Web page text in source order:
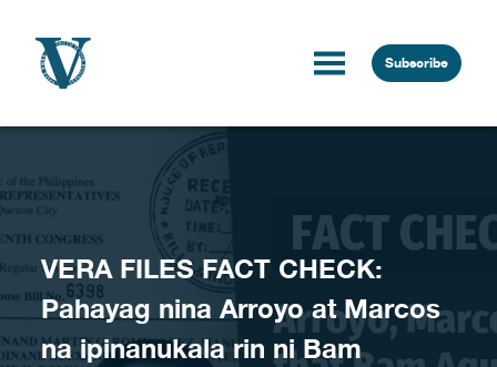
Subscribe
VERA FILES FACT CHECK:
Pahayag nina Arroyo at Marcos
na ipinanukala rin ni Bam